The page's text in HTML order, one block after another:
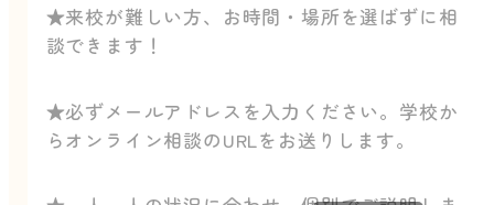
★来校が難しい方、お時間・場所を選ばずに相
談できます！
★必ずメールアドレスを入力ください。学校か
らオンライン相談のURLをお送りします。